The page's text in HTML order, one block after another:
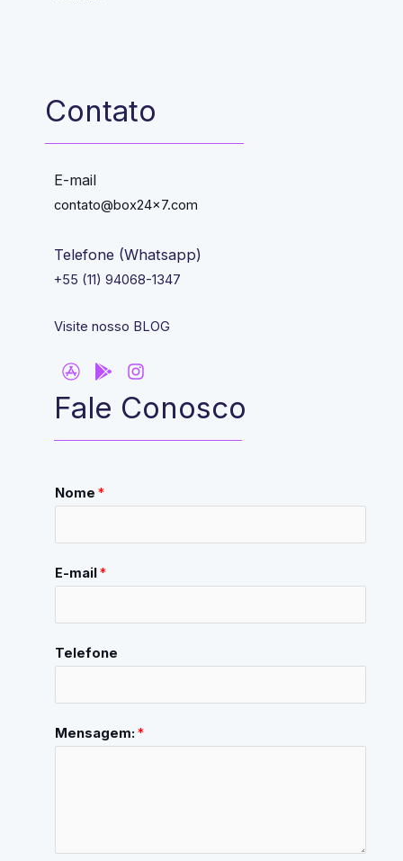
Contato
E-mail
contato@box24x7.com
Telefone (Whatsapp)
+55 (11) 94068-1347
Visite nosso BLOG
Fale Conosco
Nome *
E-mail*
Telefone
Mensagem: *